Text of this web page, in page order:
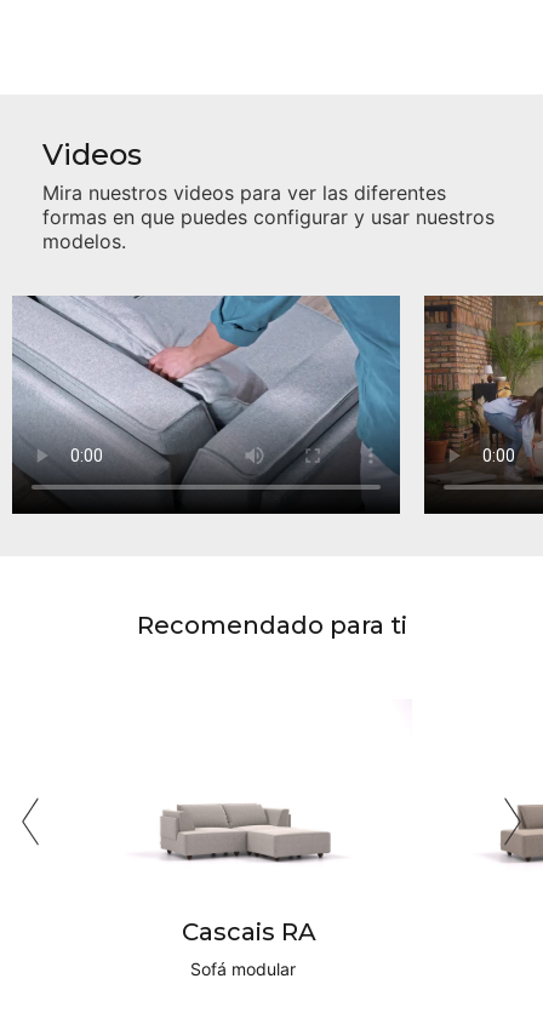
Videos
Mira nuestros videos para ver las diferentes
formas en que puedes configurar y usar nuestros
modelos.
Recomendado para ti
Cascais RA
Sofá modular